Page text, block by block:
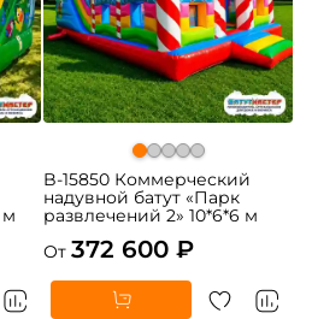
м
B-15850 Коммерческий
надувной батут «Парк
развлечений 2» 10*6*6 м
От 372 600 ₽